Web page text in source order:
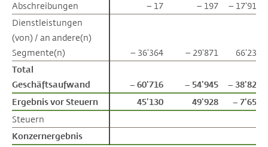
Abschreibungen
– 17 – 197
– 17'919
Dienstleistungen
(von) / an andere(n)
Segmente(n)
– 36'364 – 29'871
66'234
Total
Geschäftsaufwand
– 60'716 – 54'945 – 38'829
Ergebnis vor Steuern
45'130 49'928
– 7'653
Steuern
Konzernergebnis
Abschreibungen
Dienstleistungen
(von) / an andere(n)
Segmente(n)
Total
Geschäftsaufwand
Ergebnis vor Steuern
Steuern
Konzernergebnis